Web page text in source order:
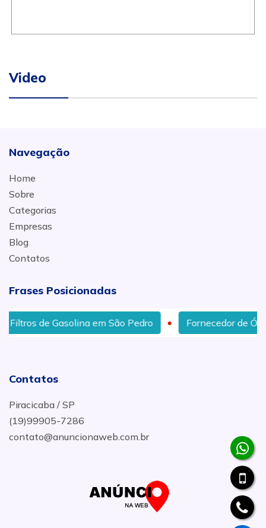
Video
Navegação
Home
Sobre
Categorias
Empresas
Blog
Contatos
Frases Posicionadas
em São Pedro Fornecedor de Óleo Lubrificante
Contatos
Piracicaba / SP
(19)99905-7286
contato@anuncionaweb.com.br